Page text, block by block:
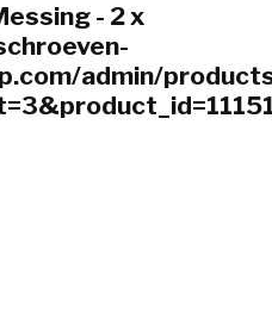
- 2 x
admin/